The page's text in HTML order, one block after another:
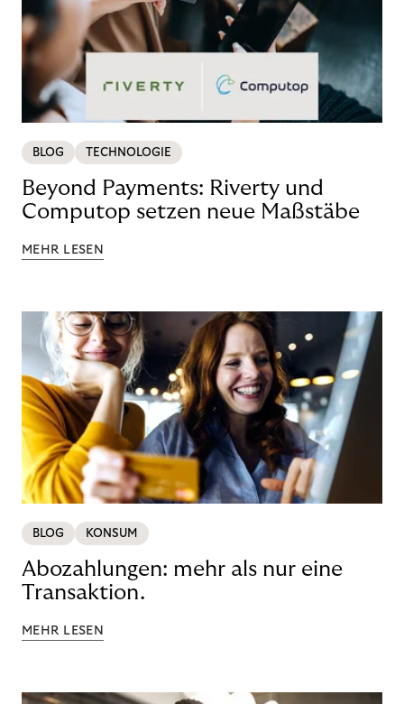
BLOG TECHNOLOGIE
Beyond Payments: Riverty und
Computop setzen neue Maßstäbe
MEHR LESEN
BLOG KONSUM
Abozahlungen: mehr als nur eine
Transaktion.
MEHR LESEN